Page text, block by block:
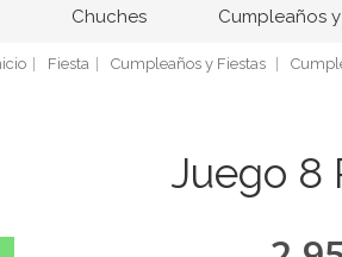
Chuches Cumpleaños
Fiesta Cumpleaños y Fiestas
Juego 8